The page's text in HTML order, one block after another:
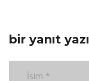
bir yanıt